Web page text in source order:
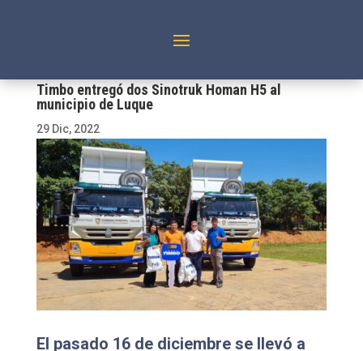
Timbo entregó dos Sinotruk Homan H5 al
municipio de Luque
29 Dic, 2022
El pasado 16 de diciembre se llevó a